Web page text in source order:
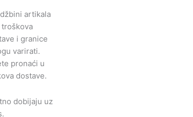
artikala
i granice
varirati.
pronaći u
dostave.
dobijaju uz